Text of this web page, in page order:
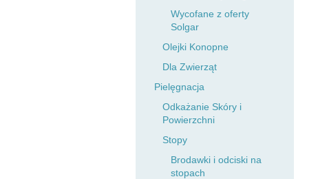
Wycofane z oferty
Solgar
Olejki Konopne
Dla Zwierząt
Pielęgnacja
Odkażanie Skóry i
Powierzchni
Stopy
Brodawki i odciski na
stopach